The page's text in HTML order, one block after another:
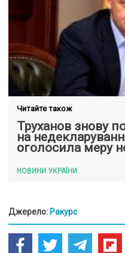
Читайте також
Труханов знову
на
оголосила меру
НОВИНИ УКРАЇНИ
Джерело: Ракурс